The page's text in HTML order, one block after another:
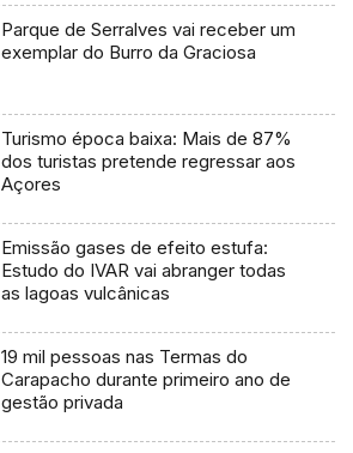
Parque de Serralves vai receber um
exemplar do Burro da Graciosa
Turismo época baixa: Mais de 87%
dos turistas pretende regressar aos
Açores
Emissão gases de efeito estufa:
Estudo do IVAR vai abranger todas
as lagoas vulcânicas
19 mil pessoas nas Termas do
Carapacho durante primeiro ano de
gestão privada